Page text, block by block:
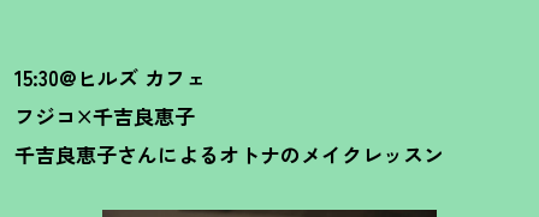
15:30@ヒルズ カフェ
フジコ×千吉良恵子
千吉良恵子さんによるオトナのメイクレッスン